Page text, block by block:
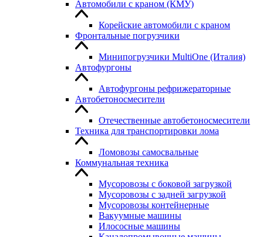
Автомобили с краном (КМУ)
Корейские автомобили с краном
Фронтальные погрузчики
Минипогрузчики MultiOne (Италия)
Автофургоны
Автофургоны рефрижераторные
Автобетоносмесители
Отечественные автобетоносмесители
Техника для транспортировки лома
Ломовозы самосвальные
Коммунальная техника
Мусоровозы с боковой загрузкой
Мусоровозы с задней загрузкой
Мусоровозы контейнерные
Вакуумные машины
Илососные машины